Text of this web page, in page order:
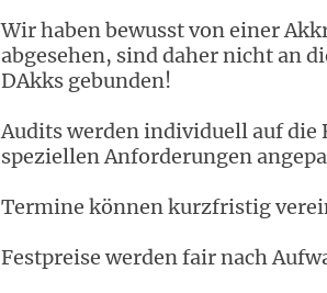
Wir haben bewusst von einer
abgesehen, sind daher nicht an
DAkks gebunden!
Audits werden individuell auf die
speziellen Anforderungen
Termine können kurzfristig
Festpreise werden fair nach